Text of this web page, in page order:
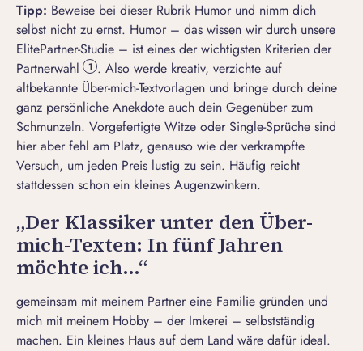
Tipp: Beweise bei dieser Rubrik Humor und nimm dich
selbst nicht zu ernst. Humor – das wissen wir durch unsere
ElitePartner-Studie – ist eines der wichtigsten Kriterien der
Partnerwahl
1 . Also werde kreativ, verzichte auf
altbekannte Über-mich-Textvorlagen und bringe durch deine
ganz persönliche Anekdote auch dein Gegenüber zum
Schmunzeln. Vorgefertigte Witze oderSingle-Sprüche sind
hier aber fehl am Platz, genauso wie der verkrampfte
Versuch, um jeden Preis lustig zu sein. Häufig reicht
stattdessen schon ein kleines Augenzwinkern.
„Der Klassiker unter den Über-
mich-Texten: In fünf Jahren
möchte ich…“
gemeinsam mit meinem Partner eine Familie gründen und
mich mit meinem Hobby – der Imkerei – selbstständig
machen. Ein kleines Haus auf dem Land wäre dafür ideal.